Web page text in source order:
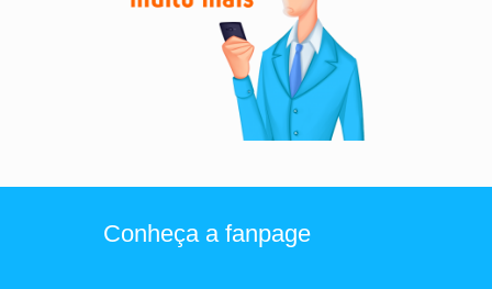
Conheça a fanpage